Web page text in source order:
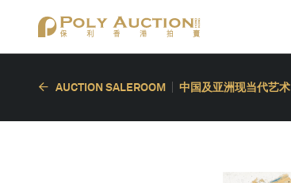
AUCTION SALEROOM 中国及亚洲现当代艺术